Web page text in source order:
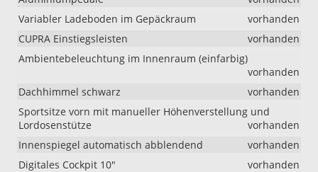
Variabler Ladeboden im Gepäckraum
vorhanden
CUPRA Einstiegsleisten
vorhanden
Ambientebeleuchtung im Innenraum (einfarbig)
vorhanden
Dachhimmel schwarz
vorhanden
Sportsitze vorn mit manueller Höhenverstellung und
Lordosenstütze
vorhanden
Innenspiegel automatisch abblendend
vorhanden
Digitales Cockpit 10"
vorhanden